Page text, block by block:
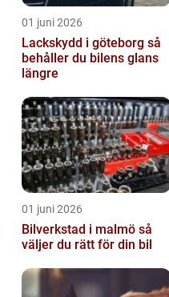
01 juni 2026
Lackskydd i göteborg så
behåller du bilens glans
längre
01 juni 2026
Bilverkstad i malmö så
väljer du rätt för din bil